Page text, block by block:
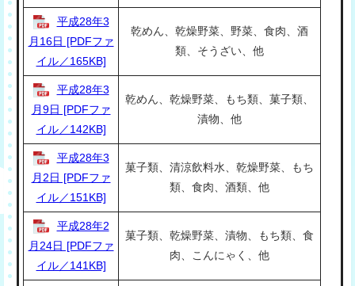
平成28年3
月16日 [PDFファ
イル／165KB]
乾めん、乾燥野菜、野菜、食肉、酒
類、そうざい、他
平成28年3
月9日 [PDFファ
イル／142KB]
乾めん、乾燥野菜、もち類、菓子類、
漬物、他
平成28年3
月2日 [PDFファ
イル／151KB]
菓子類、清涼飲料水、乾燥野菜、もち
類、食肉、酒類、他
平成28年2
月24日 [PDFファ
イル／141KB]
菓子類、乾燥野菜、漬物、もち類、食
肉、こんにゃく、他